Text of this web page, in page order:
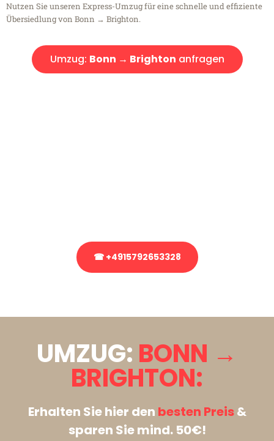
Nutzen Sie unseren Express-Umzug für eine schnelle und effiziente
Übersiedlung von Bonn → Brighton.
Umzug: Bonn → Brighton anfragen
☎ +4915792653328
UMZUG: BONN →
BRIGHTON:
Erhalten Sie hier den besten Preis&
sparen Sie mind. 50€!